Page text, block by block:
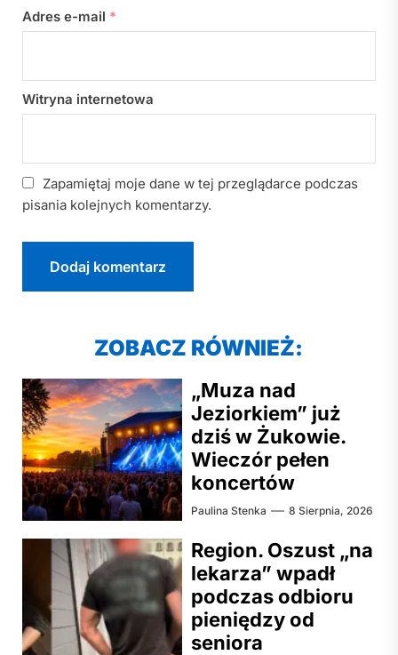
Adres e-mail *
Witryna internetowa
Zapamiętaj moje dane w tej przeglądarce podczas
pisania kolejnych komentarzy.
ZOBACZ RÓWNIEŻ:
„Muza nad
Jeziorkiem” już
dziś w Żukowie.
Wieczór pełen
koncertów
Paulina Stenka 8 Sierpnia, 2026
Region. Oszust „na
lekarza” wpadł
podczas odbioru
pieniędzy od
seniora